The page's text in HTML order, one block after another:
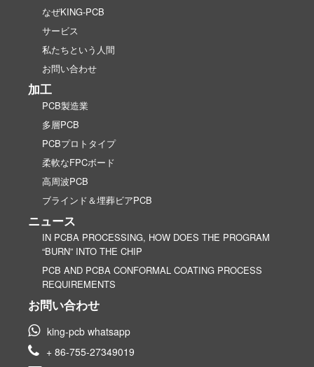
なぜKING-PCB
サービス
私たちという人間
お問い合わせ
加工
PCB製造業
多層PCB
PCBプロトタイプ
柔軟なFPCボード
高周波PCB
ブラインド＆埋葬ビアPCB
ニュース
IN PCBA PROCESSING, HOW DOES THE PROGRAM
“BURN” INTO THE CHIP
PCB AND PCBA CONFORMAL COATING PROCESS
REQUIREMENTS
お問い合わせ
king-pcb whatsapp
+ 86-755-27349019